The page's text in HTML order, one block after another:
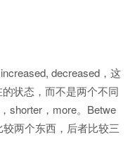
decreased，这
状态，而不是两个不同
shorter，more。Betwe
两个东西，后者比较三